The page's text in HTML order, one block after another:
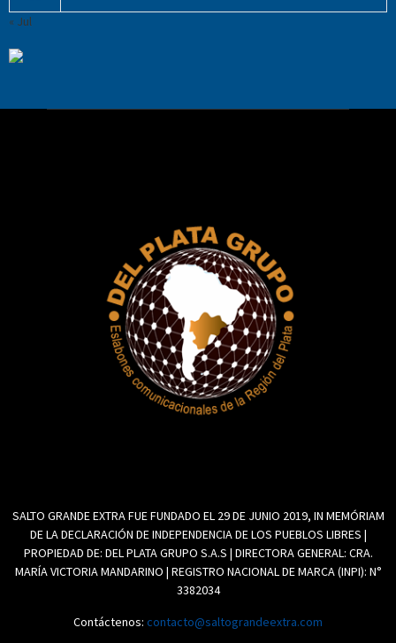
« Jul
SALTO GRANDE EXTRA FUE FUNDADO EL 29 DE JUNIO 2019, IN MEMÓRIAM
DE LA DECLARACIÓN DE INDEPENDENCIA DE LOS PUEBLOS LIBRES |
PROPIEDAD DE: DEL PLATA GRUPO S.A.S | DIRECTORA GENERAL: CRA.
MARÍA VICTORIA MANDARINO | REGISTRO NACIONAL DE MARCA (INPI): N°
3382034
Contáctenos: contacto@saltograndeextra.com